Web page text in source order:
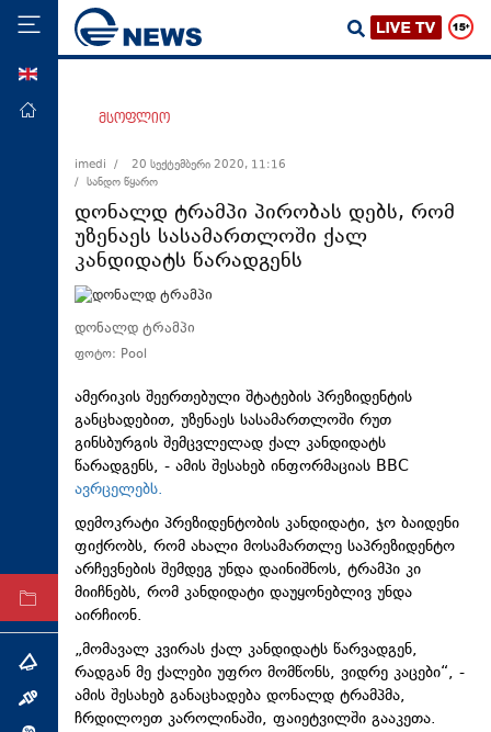
მთავარი
ეკონომიკა
მსოფლიო
ჯანდაცვა
საზოგადოება
სამართალი
რეგიონი
კულტურა
სპორტი
ტაბლოიდი
არქივი
ინტერვიუ
მსოფლიო
imedi /
20 სექტემბერი 2020, 11:16
/ სანდო წყარო
დონალდ ტრამპი პირობას დებს, რომ
უზენაეს სასამართლოში ქალ
კანდიდატს წარადგენს
დონალდ ტრამპი
ფოტო: Pool
ამერიკის შეერთებული შტატების პრეზიდენტის
განცხადებით, უზენაეს სასამართლოში რუთ
გინსბურგის შემცვლელად ქალ კანდიდატს
წარადგენს, - ამის შესახებ ინფორმაციას BBC
ავრცელებს.
დემოკრატი პრეზიდენტობის კანდიდატი, ჯო ბაიდენი
ფიქრობს, რომ ახალი მოსამართლე საპრეზიდენტო
არჩევნების შემდეგ უნდა დაინიშნოს, ტრამპი კი
მიიჩნებს, რომ კანდიდატი დაუყონებლივ უნდა
აირჩიონ.
„მომავალ კვირას ქალ კანდიდატს წარვადგენ,
რადგან მე ქალები უფრო მომწონს, ვიდრე კაცები“, -
ამის შესახებ განაცხადება დონალდ ტრამპმა,
ჩრდილოეთ კაროლინაში, ფაიეტვილში გააკეთა.